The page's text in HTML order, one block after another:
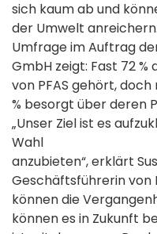
sich kaum ab und
der Umwelt
Umfrage im Auftrag
GmbH zeigt: Fast 72
von PFAS gehört,
% besorgt über deren
„Unser Ziel ist es
Wahl
anzubieten“, erklärt
Geschäftsführerin von
können die
können es in Zukunft